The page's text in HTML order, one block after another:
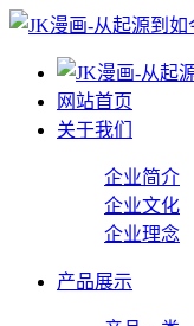
网站首页
关于我们
企业简介
企业文化
企业理念
产品展示